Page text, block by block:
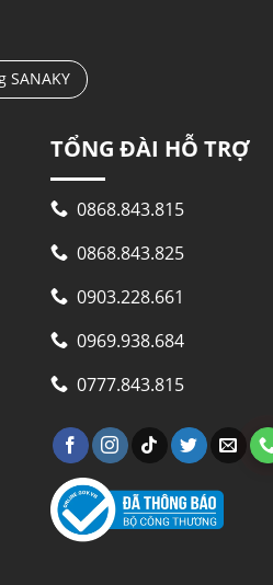
SANAKY
TỔNG ĐÀI HỖ TRỢ
0868.843.815
0868.843.825
0903.228.661
0969.938.684
0777.843.815